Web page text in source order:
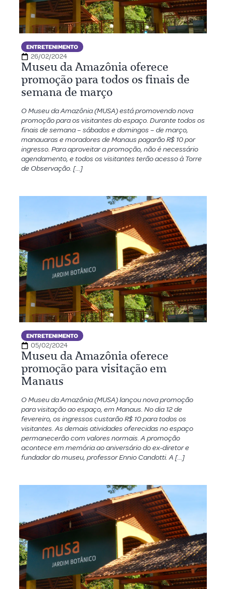
ENTRETENIMENTO
26/02/2024
Museu da Amazônia oferece
promoção para todos os finais de
semana de março
O Museu da Amazônia (MUSA) está promovendo nova
promoção para os visitantes do espaço. Durante todos os
finais de semana – sábados e domingos – de março,
manauaras e moradores de Manaus pagarão R$ 10 por
ingresso. Para aproveitar a promoção, não é necessário
agendamento, e todos os visitantes terão acesso à Torre
de Observação. […]
ENTRETENIMENTO
05/02/2024
Museu da Amazônia oferece
promoção para visitação em
Manaus
O Museu da Amazônia (MUSA) lançou nova promoção
para visitação ao espaço, em Manaus. No dia 12 de
fevereiro, os ingressos custarão R$ 10 para todos os
visitantes. As demais atividades oferecidas no espaço
permanecerão com valores normais. A promoção
acontece em memória ao aniversário do ex-diretor e
fundador do museu, professor Ennio Candotti. A […]